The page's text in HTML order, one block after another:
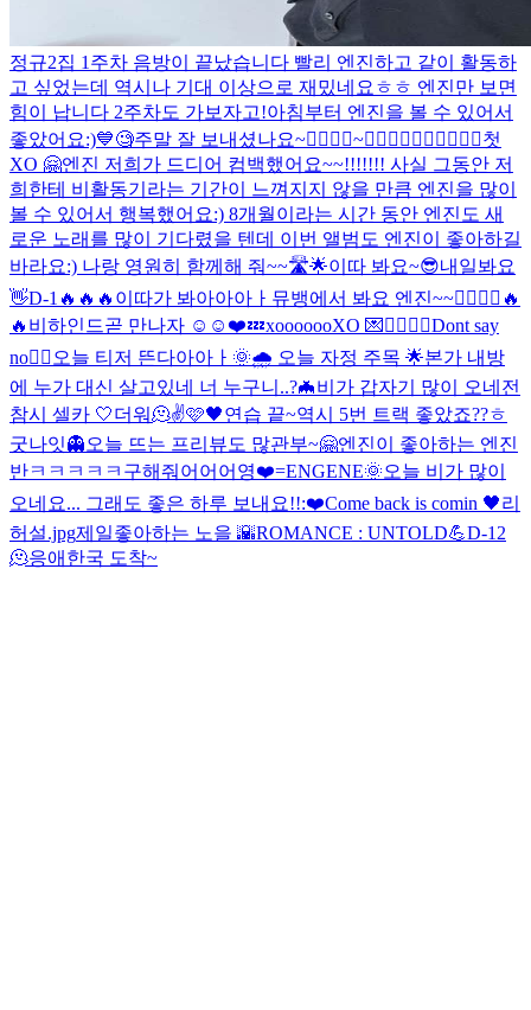
정규2집 1주차 음방이 끝났습니다 빨리 엔진하고 같이 활동하
고 싶었는데 역시나 기대 이상으로 재밌네요ㅎㅎ 엔진만 보면
힘이 납니다 2주차도 가보자고!아침부터 엔진을 볼 수 있어서
좋았어요:)💙🧐주말 잘 보내셨나요~🙅‍♂️🙆‍♂️~🙆‍♂️🙆‍♂️🙆‍♂️🙆‍♂️🙆‍♂️첫
XO 🤗엔진 저희가 드디어 컴백했어요~~!!!!!!! 사실 그동안 저
희한테 비활동기라는 기간이 느껴지지 않을 만큼 엔진을 많이
볼 수 있어서 행복했어요:) 8개월이라는 시간 동안 엔진도 새
로운 노래를 많이 기다렸을 텐데 이번 앨범도 엔진이 좋아하길
바라요:) 나랑 영원히 함께해 줘~~🛣🌟이따 봐요~😎내일봐요
👋D-1🔥🔥🔥 이따가 봐아아아ㅏ 뮤뱅에서 봐요 엔진~~🙋‍♂️🙋‍♂️ 🔥
🔥 비하인드곧 만나자 ☺️☺️❤️💤xooooooXO 💌 🙅‍♂️🙆‍♂️Dont say
no🙂‍↔️ 오늘 티저 뜬다아아ㅏ 🌞🌧 오늘 자정 주목 🌟본가 내방
에 누가 대신 살고있네 너 누구니..?🦇비가 갑자기 많이 오네 전
참시 셀카 🤍더워🫠✌️🩷🖤연습 끝~역시 5번 트랙 좋았죠??ㅎ
굿나잇👻오늘 뜨는 프리뷰도 많관부~🤗엔진이 좋아하는 엔진
반ㅋㅋㅋㅋㅋ 구해줘어어어영❤️=ENGENE🌞오늘 비가 많이
오네요... 그래도 좋은 하루 보내요!!:❤️Come back is comin 🖤리
허설.jpg제일좋아하는 노을 🌇ROMANCE : UNTOLD💪D-12
🫠응애 한국 도착~